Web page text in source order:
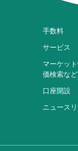
手数料
サービス
マーケッ
価検索な
口座開設
ニュース